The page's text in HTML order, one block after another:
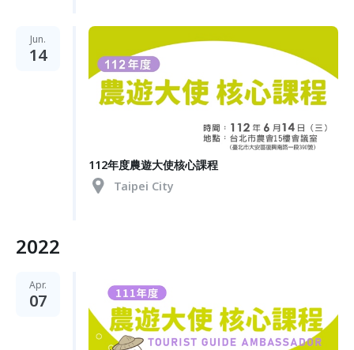
Jun.
14
112年度農遊大使核心課程
Taipei City
2022
Apr.
07